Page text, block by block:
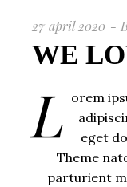
27 april 2020
WE
L orem
eget
Theme
parturient